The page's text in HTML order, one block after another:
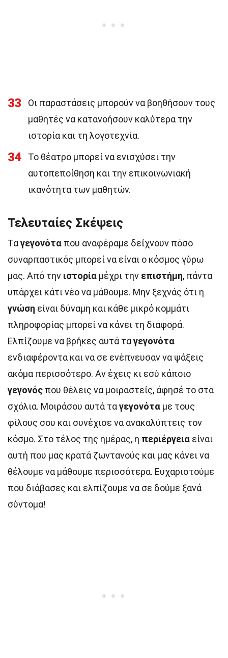
33
Οι παραστάσεις μπορούν να βοηθήσουν τους
μαθητές να κατανοήσουν καλύτερα την
ιστορία και τη λογοτεχνία.
34
Το θέατρο μπορεί να ενισχύσει την
αυτοπεποίθηση και την επικοινωνιακή
ικανότητα των μαθητών.
Τελευταίες Σκέψεις
Ταγεγονότα που αναφέραμε δείχνουν πόσο
συναρπαστικός μπορεί να είναι ο κόσμος γύρω
μας. Από την ιστορία μέχρι την επιστήμη, πάντα
υπάρχει κάτι νέο να μάθουμε. Μην ξεχνάς ότι η
γνώση είναι δύναμη και κάθε μικρό κομμάτι
πληροφορίας μπορεί να κάνει τη διαφορά.
Ελπίζουμε να βρήκες αυτά ταγεγονότα
ενδιαφέροντα και να σε ενέπνευσαν να ψάξεις
ακόμα περισσότερο. Αν έχεις κι εσύ κάποιο
γεγονός που θέλεις να μοιραστείς, άφησέ το στα
σχόλια. Μοιράσου αυτά ταγεγονότα με τους
φίλους σου και συνέχισε να ανακαλύπτεις τον
κόσμο. Στο τέλος της ημέρας, η περιέργεια είναι
αυτή που μας κρατά ζωντανούς και μας κάνει να
θέλουμε να μάθουμε περισσότερα. Ευχαριστούμε
που διάβασες και ελπίζουμε να σε δούμε ξανά
σύντομα!